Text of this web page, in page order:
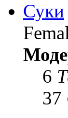
Суки
6
37